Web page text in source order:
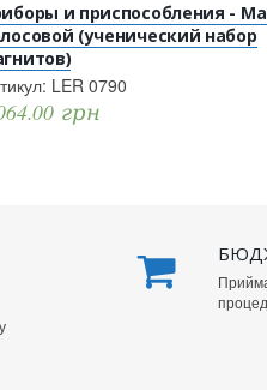
и приспособления -
(ученический набор
LER 0790
грн